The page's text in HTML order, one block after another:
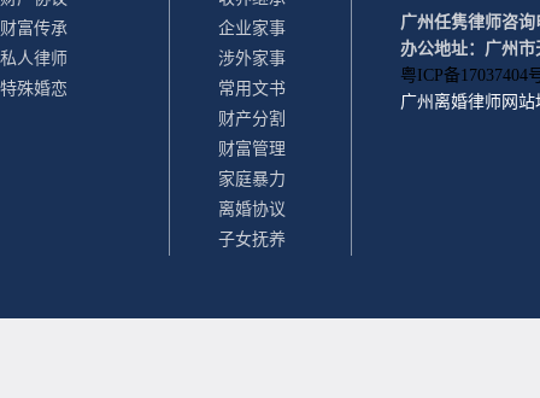
财富传承
私人律师
特殊婚恋
企业家事
涉外家事
常用文书
财产分割
财富管理
家庭暴力
离婚协议
子女抚养
广州任隽律师咨询
办公地址：广州市
粤ICP备17037404
广州离婚律师 网站